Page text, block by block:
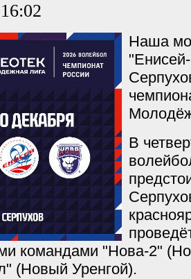
Наша
В
командами "Нова-2"
(Новый Уренгой).